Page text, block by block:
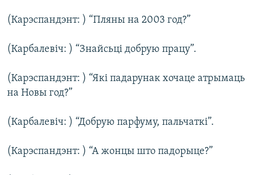
(Карэспандэнт: ) “Пляны на 2003 год?”
(Карбалевіч: ) “Знайсьці добрую працу”.
(Карэспандэнт: ) “Які падарунак хочаце атрымаць
на Новы год?”
(Карбалевіч: ) “Добрую парфуму, пальчаткі”.
(Карэспандэнт: ) “А жонцы што падорыце?”